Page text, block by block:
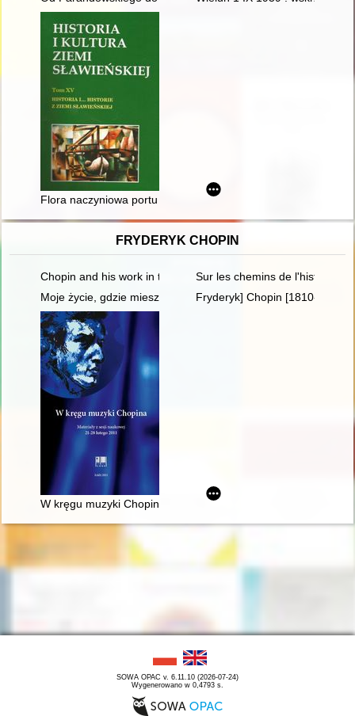
Flora naczyniowa portu w Darłowie w ostatnich pięćdziesięciu
FRYDERYK CHOPIN
Chopin and his work in the context of culture. Vol 1-2
Sur les chemins de l'histoire
Moje życie, gdzie mieszka B[r]zowski?" - glosa do datowania
Fryderyk] Chopin [1810-1849].
W kręgu muzyki Chopina. Materiały z sesji naukowej 21-28
SOWA OPAC v. 6.11.10 (2026-07-24)
Wygenerowano w 0,4793 s.